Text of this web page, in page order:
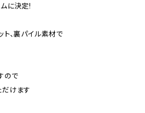
に決定!
ト、裏パイル素材で
ので
けます